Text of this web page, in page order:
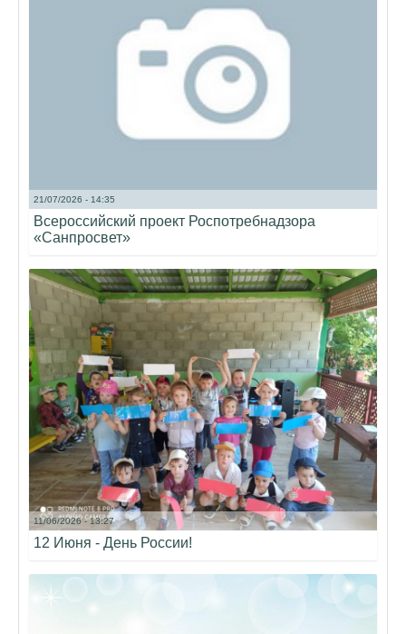
21/07/2026 - 14:35
Всероссийский проект Роспотребнадзора
«Санпросвет»
11/06/2026 - 13:27
12 Июня - День России!